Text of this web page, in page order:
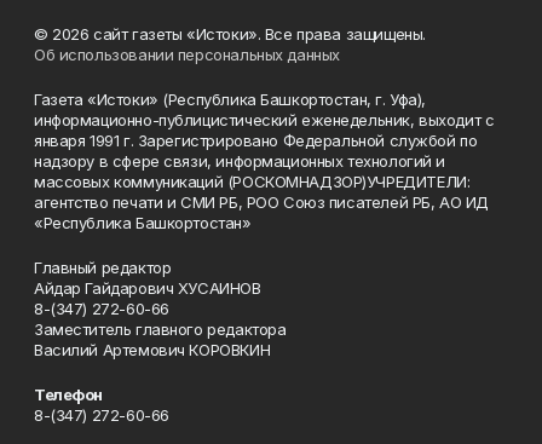
© 2026 сайт газеты «Истоки». Все права защищены.
Об использовании персональных данных
Газета «Истоки» (Республика Башкортостан, г. Уфа),
информационно-публицистический еженедельник, выходит с
января 1991 г. Зарегистрировано Федеральной службой по
надзору в сфере связи, информационных технологий и
массовых коммуникаций (РОСКОМНАДЗОР)УЧРЕДИТЕЛИ:
агентство печати и СМИ РБ, РОО Союз писателей РБ, АО ИД
«Республика Башкортостан»
Главный редактор
Айдар Гайдарович ХУСАИНОВ
8-(347) 272-60-66
Заместитель главного редактора
Василий Артемович КОРОВКИН
Телефон
8-(347) 272-60-66